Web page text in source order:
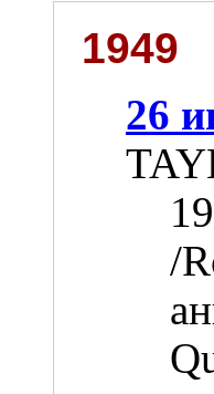
1949
26
/